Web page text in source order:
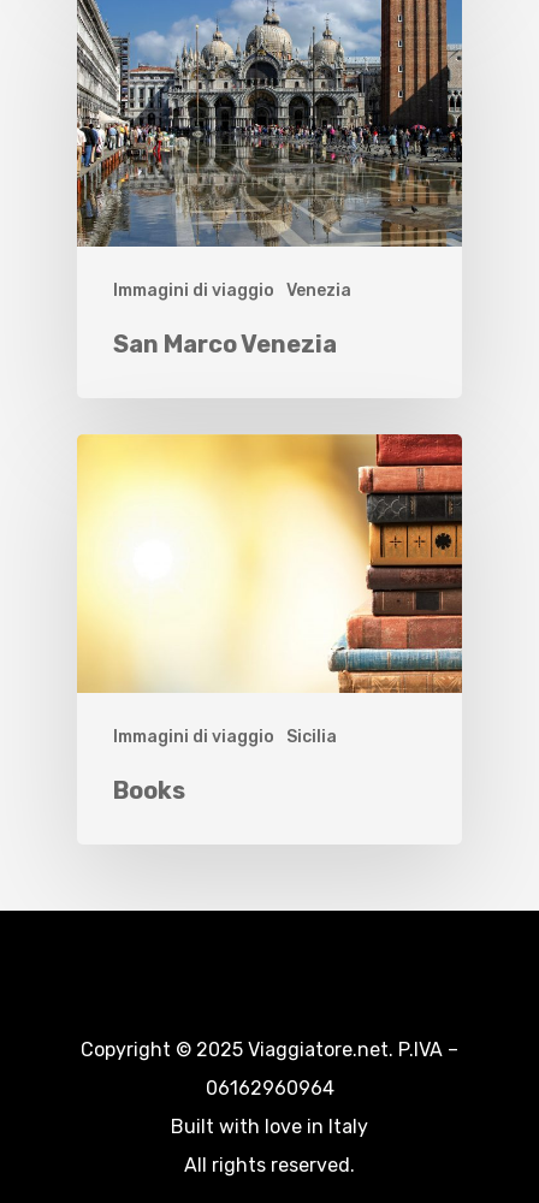
Immagini di viaggio Venezia
San Marco Venezia
Immagini di viaggio Sicilia
Books
Copyright © 2025 Viaggiatore.net. P.IVA –
06162960964
Built with love in Italy
All rights reserved.